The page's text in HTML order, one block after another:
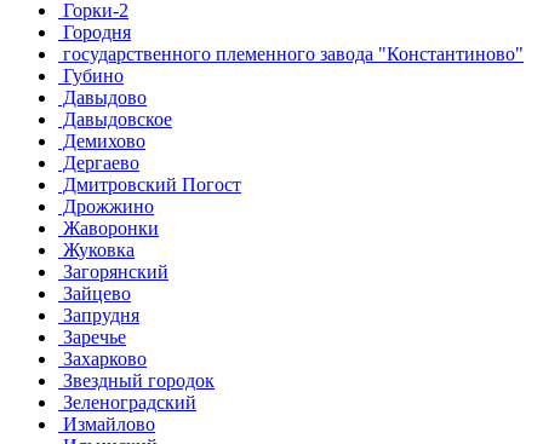
Горки-2
Городня
государственного племенного завода "Константиново"
Губино
Давыдово
Давыдовское
Демихово
Дергаево
Дмитровский Погост
Дрожжино
Жаворонки
Жуковка
Загорянский
Зайцево
Запрудня
Заречье
Захарково
Звездный городок
Зеленоградский
Измайлово